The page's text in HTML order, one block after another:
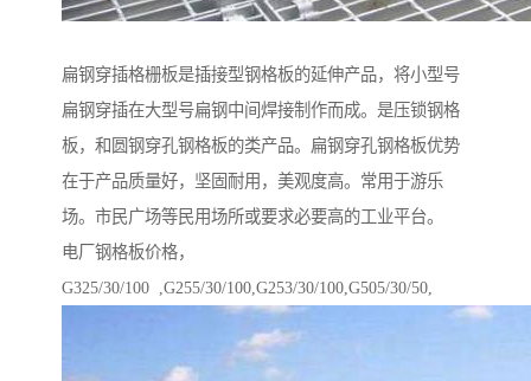
扁钢穿插格栅板是插接型钢格板的延伸产品，将小型号
扁钢穿插在大型号扁钢中间焊接制作而成。是压锁钢格
板，和圆钢穿孔钢格板的类产品。扁钢穿孔钢格板优势
在于产品质量好，坚固耐用，美观度高。常用于游乐
场。市民广场等民用场所或要求必要高的工业平台。
电厂钢格板价格，
G325/30/100 ,G255/30/100,G253/30/100,G505/30/50,